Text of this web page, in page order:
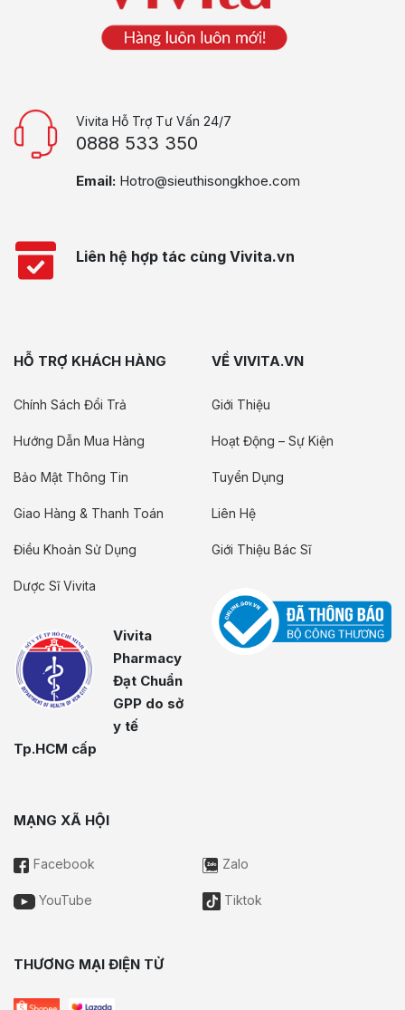
Vivita Hỗ Trợ Tư Vấn 24/7
0888 533 350
Email: Hotro@sieuthisongkhoe.com
Liên hệ hợp tác cùng Vivita.vn
HỖ TRỢ KHÁCH HÀNG
Chính Sách Đổi Trả
Hướng Dẫn Mua Hàng
Bảo Mật Thông Tin
Giao Hàng & Thanh Toán
Điều Khoản Sử Dụng
Dược Sĩ Vivita
Vivita
Pharmacy
Đạt Chuẩn
GPP do sở
y tế
Tp.HCM cấp
VỀ VIVITA.VN
Giới Thiệu
Hoạt Động – Sự Kiện
Tuyển Dụng
Liên Hệ
Giới Thiệu Bác Sĩ
MẠNG XÃ HỘI
Facebook Zalo
YouTube Tiktok
THƯƠNG MẠI ĐIỆN TỬ